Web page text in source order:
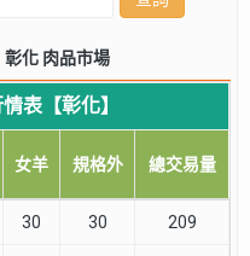
化 肉品市場
表【彰化】
女羊 規格外 總交易量
30 30 209